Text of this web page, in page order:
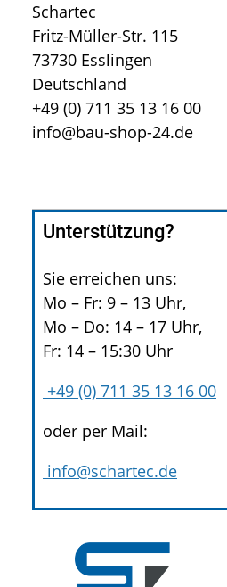
Schartec
Fritz-Müller-Str. 115
73730 Esslingen
Deutschland
+49 (0) 711 35 13 16 00
info@bau-shop-24.de
Unterstützung?
Sie erreichen uns:
Mo – Fr: 9 – 13 Uhr,
Mo – Do: 14 – 17 Uhr,
Fr: 14 – 15:30 Uhr
+49 (0) 711 35 13 16 00
oder per Mail:
info@schartec.de